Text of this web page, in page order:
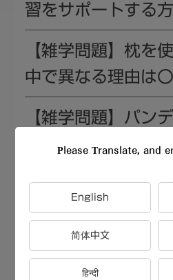
習をサポートする
【雑学問題】枕を
中で異なる理由は
【雑学問題】パン
経済的な損失や社
の対策が重要です
【雑学問題】イタ
を繋ぐトレッキン
Please Translate, and
English
简体中文
हिन्दी